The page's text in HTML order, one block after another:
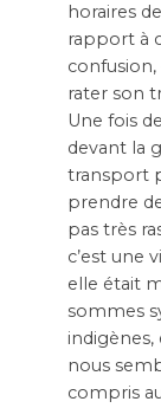
horaires
rapport à
rater son
Une fois
devant la
transport
prendre
pas très
c’est une
elle était
sommes
indigènes,
nous
compris